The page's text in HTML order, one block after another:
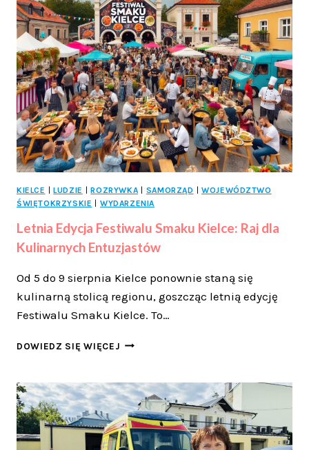
KIELCACH:
NOWA
JAKOŚĆ
PRZESTRZENI
PUBLICZNEJ
I
ADAPTACJA
DO
ZMIAN
KLIMATU
KIELCE | LUDZIE | ROZRYWKA | SAMORZĄD | WOJEWÓDZTWO
ŚWIĘTOKRZYSKIE | WYDARZENIA
Letnia Edycja Festiwalu Smaku Kielce: Raj dla
Kulinarnych Entuzjastów
Od 5 do 9 sierpnia Kielce ponownie staną się
kulinarną stolicą regionu, goszcząc letnią edycję
Festiwalu Smaku Kielce. To…
DOWIEDZ SIĘ WIĘCEJ LETNIA
SMAKU
KIELCE:
RAJ
DLA
KULINARNYCH